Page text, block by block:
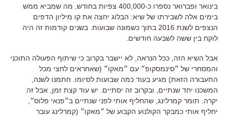
בינואר ופברואר נספרו כ-400,000 צפיות בחודש, מה שמביא ממש
בימים אלה לשבירתו של שיא: הבלוג יחצה את קו מיליון הדפים
הנצפים לשנת 2016 בתוך כשמונה שבועות. בשנים קודמות זה היה
לוקח בין ששה לשבעה חודשים.
אבל השיא הזה, ככל הנראה, לא יישבר בקרוב כי שיתוף הפעולה התוכני
והמסחרי של ״סינמסקופ״ עם ״מאקו״ (שאחראים לחצי מכל
התעבורה הזאת) מגיע בעוד כמה שבועות לסיומו. חתמנו לשנה,
המשכנו יחד שנתיים, ובקרוב זה יסתיים. יש עוד קצת זמן, אבל זה
יקרה. תומר קמרלינג, שהחליף אותי לפני שנתיים ב״פנאי פלוס״,
יחליף אותי כמבקר הקולנוע הקבוע של ״מאקו״ (קמרלינג עובר